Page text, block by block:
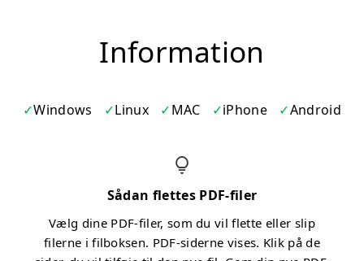
Information
Windows Linux MAC iPhone Android
Sådan flettes PDF-filer
Vælg dine PDF-filer, som du vil flette eller slip
filerne i filboksen. PDF-siderne vises. Klik på de